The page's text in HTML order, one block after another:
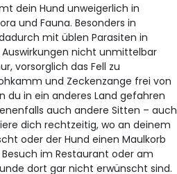
dein Hund unweigerlich in
und Fauna. Besonders in
mit üblen Parasiten in
nicht unmittelbar
vorsorglich das Fell zu
und Zeckenzange frei von
du in ein anderes Land gefahren
auch andere Sitten – auch
dich rechtzeitig, wo an deinem
oder der Hund einen Maulkorb
im Restaurant oder am
dort gar nicht erwünscht sind.